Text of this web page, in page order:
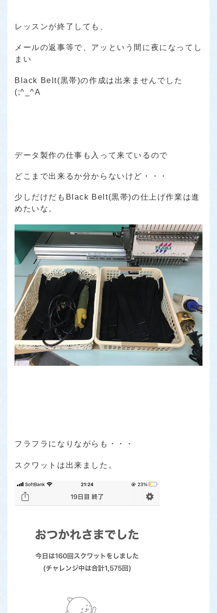
レッスンが終了しても、
メールの返事等で、アッという間に夜になってし
まい
Black Belt(黒帯)の作成は出来ませんでした
(;^_^A
データ製作の仕事も入って来ているので
どこまで出来るか分からないけど・・・
少しだけだもBlack Belt(黒帯)の仕上げ作業は進
めたいな。
フラフラになりながらも・・・
スクワットは出来ました。